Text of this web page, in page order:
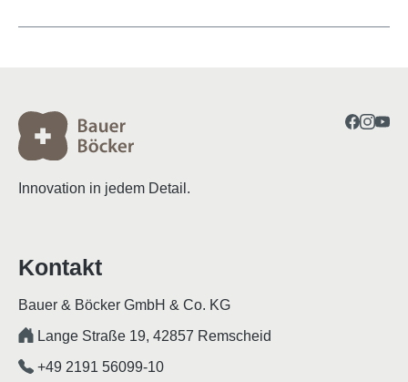
Innovation in jedem Detail.
Kontakt
Bauer & Böcker GmbH & Co. KG
Lange Straße 19, 42857 Remscheid
+49 2191 56099-10